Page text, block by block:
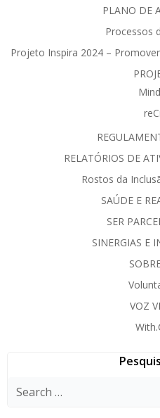
PLANO DE
Processos
Projeto Inspira 2024 –
RELATÓRIOS DE
Rostos da
SAÚDE E
SER
SINERGIAS E
VOZ